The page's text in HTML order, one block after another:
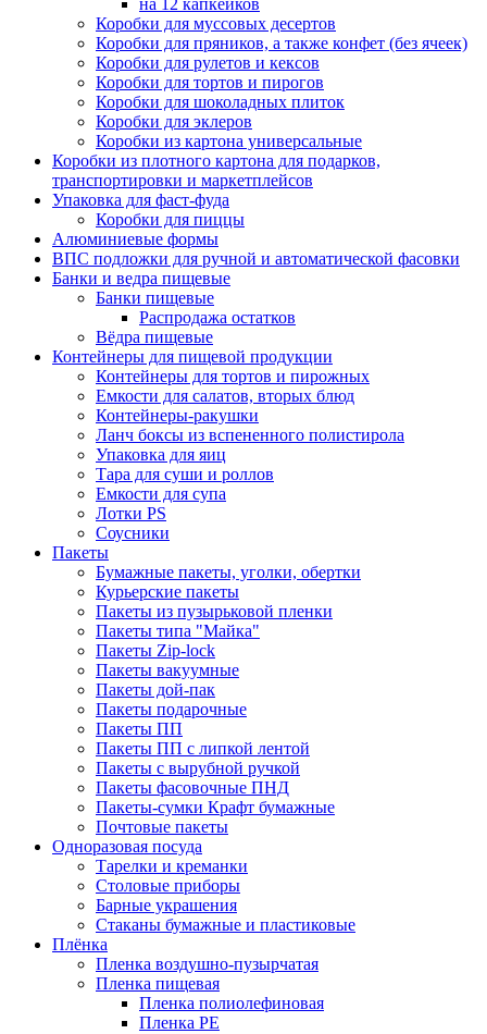
на 12 капкейков
Коробки для муссовых десертов
Коробки для пряников, а также конфет (без ячеек)
Коробки для рулетов и кексов
Коробки для тортов и пирогов
Коробки для шоколадных плиток
Коробки для эклеров
Коробки из картона универсальные
Коробки из плотного картона для подарков,
транспортировки и маркетплейсов
Упаковка для фаст-фуда
Коробки для пиццы
Алюминиевые формы
ВПС подложки для ручной и автоматической фасовки
Банки и ведра пищевые
Банки пищевые
Распродажа остатков
Вёдра пищевые
Контейнеры для пищевой продукции
Контейнеры для тортов и пирожных
Емкости для салатов, вторых блюд
Контейнеры-ракушки
Ланч боксы из вспененного полистирола
Упаковка для яиц
Тара для суши и роллов
Емкости для супа
Лотки PS
Соусники
Пакеты
Бумажные пакеты, уголки, обертки
Курьерские пакеты
Пакеты из пузырьковой пленки
Пакеты типа "Майка"
Пакеты Zip-lock
Пакеты вакуумные
Пакеты дой-пак
Пакеты подарочные
Пакеты ПП
Пакеты ПП с липкой лентой
Пакеты с вырубной ручкой
Пакеты фасовочные ПНД
Пакеты-сумки Крафт бумажные
Почтовые пакеты
Одноразовая посуда
Тарелки и креманки
Столовые приборы
Барные украшения
Стаканы бумажные и пластиковые
Плёнка
Пленка воздушно-пузырчатая
Пленка пищевая
Пленка полиолефиновая
Пленка PE